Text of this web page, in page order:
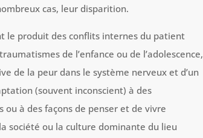
cas, leur disparition.
le produit des conflits internes du patient
de l’enfance ou de l’adolescence,
de la peur dans le système nerveux et d’un
(souvent inconscient) à des
ou à des façons de penser et de vivre
société ou la culture dominante du lieu